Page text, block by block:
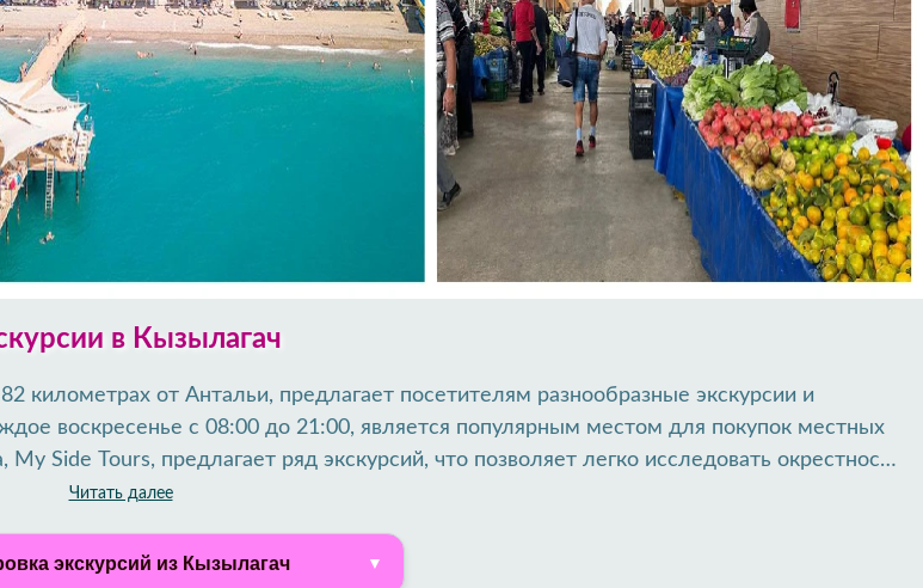
в Кызылагач
километрах от Антальи, предлагает посетителям разнообразные экскурсии и
воскресенье с 08:00 до 21:00, является популярным местом для покупок местных
Side Tours, предлагает ряд экскурсий, что позволяет легко исследовать окрестности
рынка, отдых в деревне или участие в экскурсиях, Кизилагач предлагает множество
Читать далее
экскурсий из Кызылагач
20
СКИДКА
10
СКИДКА